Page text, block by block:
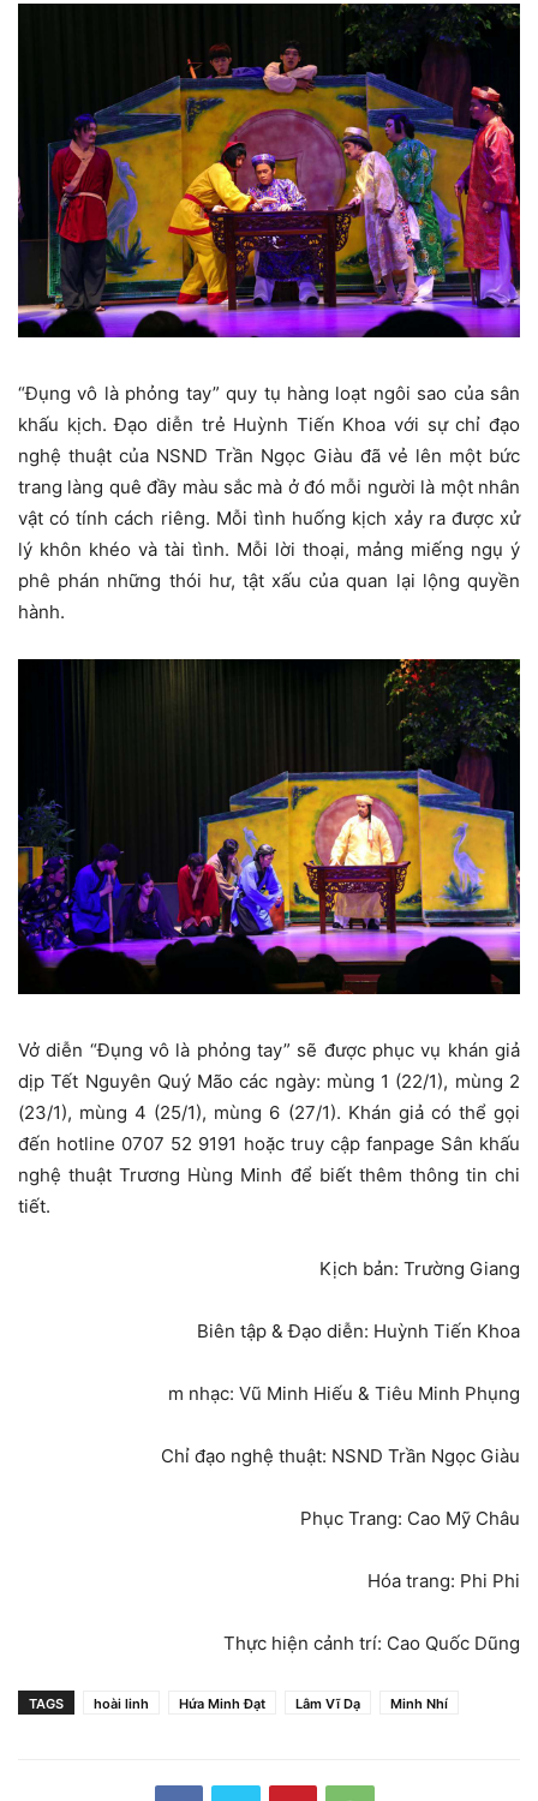
“Đụng vô là phỏng tay” quy tụ hàng loạt ngôi sao của sân
khấu kịch. Đạo diễn trẻ Huỳnh Tiến Khoa với sự chỉ đạo
nghệ thuật của NSND Trần Ngọc Giàu đã vẻ lên một bức
trang làng quê đầy màu sắc mà ở đó mỗi người là một nhân
vật có tính cách riêng. Mỗi tình huống kịch xảy ra được xử
lý khôn khéo và tài tình. Mỗi lời thoại, mảng miếng ngụ ý
phê phán những thói hư, tật xấu của quan lại lộng quyền
hành.
Vở diễn “Đụng vô là phỏng tay” sẽ được phục vụ khán giả
dịp Tết Nguyên Quý Mão các ngày: mùng 1 (22/1), mùng 2
(23/1), mùng 4 (25/1), mùng 6 (27/1). Khán giả có thể gọi
đến hotline 0707 52 9191 hoặc truy cập fanpage Sân khấu
nghệ thuật Trương Hùng Minh để biết thêm thông tin chi
tiết.
Kịch bản: Trường Giang
Biên tập & Đạo diễn: Huỳnh Tiến Khoa
m nhạc: Vũ Minh Hiếu & Tiêu Minh Phụng
Chỉ đạo nghệ thuật: NSND Trần Ngọc Giàu
Phục Trang: Cao Mỹ Châu
Hóa trang: Phi Phi
Thực hiện cảnh trí: Cao Quốc Dũng
TAGS hoài linh Hứa Minh Đạt Lâm Vĩ Dạ Minh Nhí